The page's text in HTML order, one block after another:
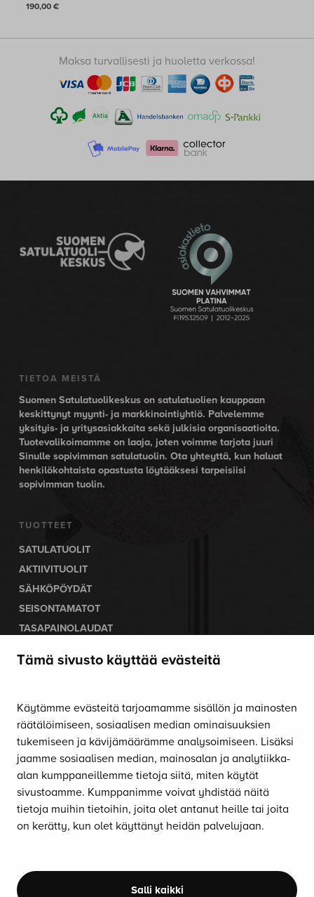
Tämä sivusto käyttää evästeitä
Käytämme evästeitä tarjoamamme sisällön ja mainosten
räätälöimiseen, sosiaalisen median ominaisuuksien
tukemiseen ja kävijämäärämme analysoimiseen. Lisäksi
jaamme sosiaalisen median, mainosalan ja analytiikka-
alan kumppaneillemme tietoja siitä, miten käytät
sivustoamme. Kumppanimme voivat yhdistää näitä
tietoja muihin tietoihin, joita olet antanut heille tai joita
on kerätty, kun olet käyttänyt heidän palvelujaan.
Salli kaikki
190,00 €
Maksa turvallisesti ja huoletta verkossa!
TIETOA MEISTÄ
Suomen Satulatuolikeskus on satulatuolien kauppaan
keskittynyt myynti- ja markkinointiyhtiö. Palvelemme
yksityis- ja yritysasiakkaita sekä julkisia organisaatioita.
Tuotevalikoimamme on laaja, joten voimme tarjota juuri
Sinulle sopivimman satulatuolin. Ota yhteyttä, kun haluat
henkilökohtaista opastusta löytääksesi tarpeisiisi
sopivimman tuolin.
TUOTTEET
SATULATUOLIT
AKTIIVITUOLIT
SÄHKÖPÖYDÄT
SEISONTAMATOT
TASAPAINOLAUDAT
LISÄVARUSTEET
OUTLET
LUE ERGONOMIASTA
ERGONOMIA-BLOGI
OTA YHTEYTTÄ
Soita:
010 470 9610
asiakaspalvelu@satulatuolikeskus.fi